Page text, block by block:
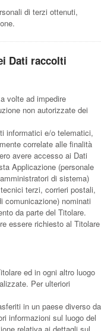
di terzi ottenuti,
Dati raccolti
volte ad impedire
non autorizzate dei
informatici e/o telematici,
correlate alle finalità
avere accesso ai Dati
Applicazione (personale
di sistema)
terzi, corrieri postali,
comunicazione) nominati
da parte del Titolare.
essere richiesto al Titolare
ed in ogni altro luogo
Per ulteriori
in un paese diverso da
informazioni sul luogo del